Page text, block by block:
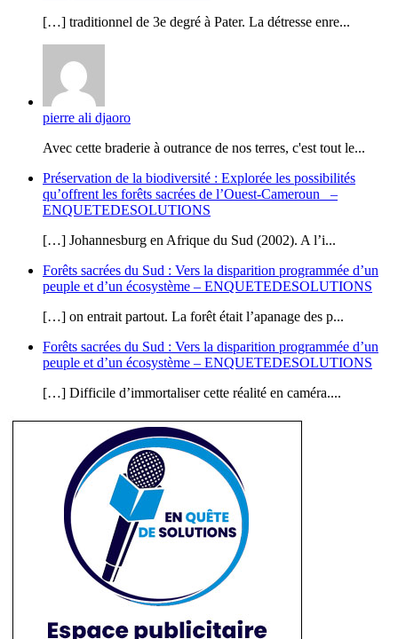
[…] traditionnel de 3e degré à Pater. La détresse enre...
pierre ali djaoro
Avec cette braderie à outrance de nos terres, c'est tout le...
Préservation de la biodiversité : Explorée les possibilités
qu’offrent les forêts sacrées de l’Ouest-Cameroun –
ENQUETEDESOLUTIONS
[…] Johannesburg en Afrique du Sud (2002). A l’i...
Forêts sacrées du Sud : Vers la disparition programmée d’un
peuple et d’un écosystème – ENQUETEDESOLUTIONS
[…] on entrait partout. La forêt était l’apanage des p...
Forêts sacrées du Sud : Vers la disparition programmée d’un
peuple et d’un écosystème – ENQUETEDESOLUTIONS
[…] Difficile d’immortaliser cette réalité en caméra....